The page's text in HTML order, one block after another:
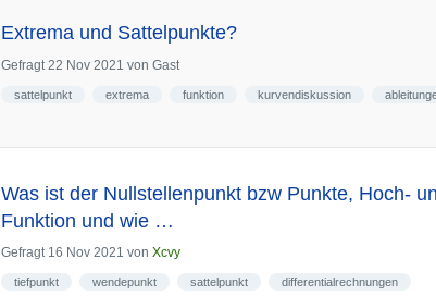
Extrema und Sattelpunkte?
Gefragt 22 Nov 2021 von Gast
sattelpunkt extrema funktion kurvendiskussion
Was ist der Nullstellenpunkt bzw Punkte, Hoch-
Funktion und wie …
Gefragt 16 Nov 2021 von Xcvy
tiefpunkt wendepunkt sattelpunkt differentialrechnungen